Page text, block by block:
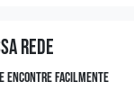
rede
e encontre facilmente